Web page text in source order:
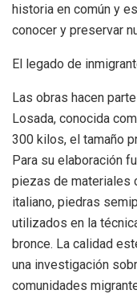
historia en común y
conocer y preservar
El legado de
Las obras hacen
Losada, conocida
300 kilos, el tamaño
Para su elaboración
piezas de materiales
italiano, piedras
utilizados en la
bronce. La calidad
una investigación
comunidades